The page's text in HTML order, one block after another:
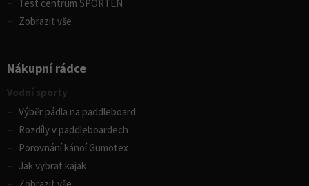
Test centrum SPORTEN
Zobrazit vše
Nákupní rádce
Vodní sporty
Výběr pádla na paddleboard
Rozdíly v paddleboardech
Porovnání kánoí Gumotex
Jak vybrat kajak